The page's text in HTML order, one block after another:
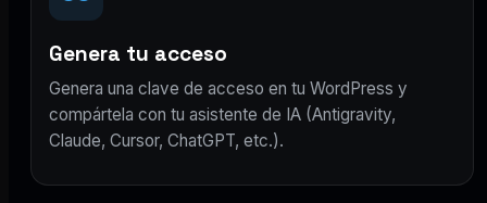
Genera tu acceso
Genera una clave de acceso en tu WordPress y
compártela con tu asistente de IA (Antigravity,
Claude, Cursor, ChatGPT, etc.).